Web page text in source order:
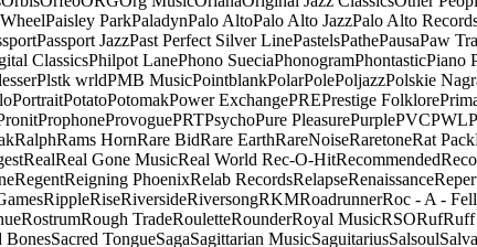
Paisley ParkPaladynPalo AltoPalo Alto JazzPalo Alto
Passport JazzPast Perfect Silver LinePastelsPathePausaPaw
ClassicsPhilpot LanePhono SueciaPhonogramPhontasticPiano
Plstk wrldPMB MusicPointblankPolarPolePoljazzPolskie
PortraitPotatoPotomakPower ExchangePREPrestige Folklore
ProphoneProvoguePRTPsychoPure PleasurePurplePVCPWL
RalphRams HornRare BidRare EarthRareNoiseRaretoneRat Pack
RealReal Gone MusicReal World Rec-O-HitRecommended
RegentReigning PhoenixRelab RecordsRelapseRenaissance
RippleRiseRiversideRiversongRKMRoadrunnerRoc - A -
RostrumRough TradeRouletteRounderRoyal MusicRSORufRuff
BonesSacred TongueSagaSagittarian MusicSaguitariusSalsoul